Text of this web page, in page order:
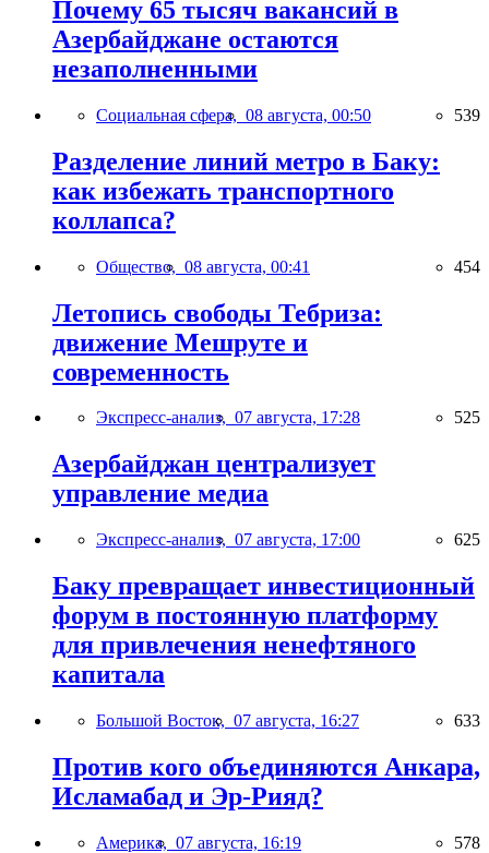
Почему 65 тысяч вакансий в
Азербайджане остаются
незаполненными
Социальная сфера, 08 августа, 00:50 539
Разделение линий метро в Баку:
как избежать транспортного
коллапса?
Общество, 08 августа, 00:41 454
Летопись свободы Тебриза:
движение Мешруте и
современность
Экспресс-анализ, 07 августа, 17:28 525
Азербайджан централизует
управление медиа
Экспресс-анализ, 07 августа, 17:00 625
Баку превращает инвестиционный
форум в постоянную платформу
для привлечения ненефтяного
капитала
Большой Восток, 07 августа, 16:27 633
Против кого объединяются Анкара,
Исламабад и Эр-Рияд?
Америка, 07 августа, 16:19 578